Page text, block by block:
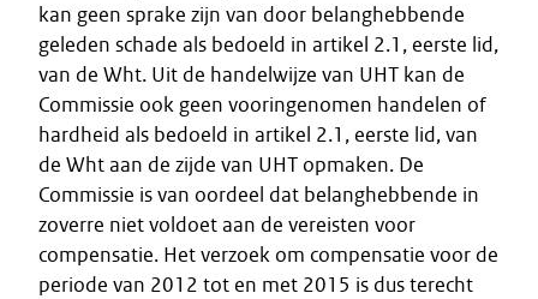
kan geen sprake zijn van door belanghebbende
geleden schade als bedoeld in artikel 2.1, eerste lid,
van de Wht. Uit de handelwijze van UHT kan de
Commissie ook geen vooringenomen handelen of
hardheid als bedoeld in artikel 2.1, eerste lid, van
de Wht aan de zijde van UHT opmaken. De
Commissie is van oordeel dat belanghebbende in
zoverre niet voldoet aan de vereisten voor
compensatie. Het verzoek om compensatie voor de
periode van 2012 tot en met 2015 is dus terecht